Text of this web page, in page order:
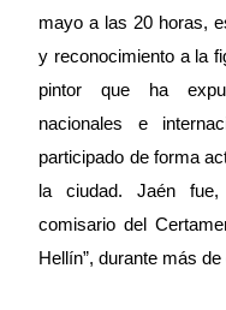
mayo a las 20 horas,
y reconocimiento a la
pintor que ha
nacionales e
participado de forma
la ciudad. Jaén
comisario del
Hellín”, durante más